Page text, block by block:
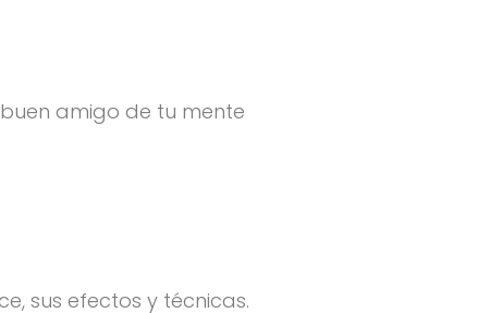
amigo de tu mente
sus efectos y técnicas.